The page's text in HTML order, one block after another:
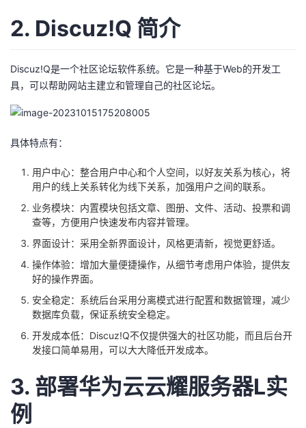
程
认
证
的
实
我
的
藏
支
持
声
建
2. Discuz!Q 简介
Discuz!Q是一个社区论坛软件系统。它是一种基于Web的开发工
具，可以帮助网站主建立和管理自己的社区论坛。
具体特点有：
用户中心：整合用户中心和个人空间，以好友关系为核心，将
用户的线上关系转化为线下关系，加强用户之间的联系。
业务模块：内置模块包括文章、图册、文件、活动、投票和调
查等，方便用户快速发布内容并管理。
界面设计：采用全新界面设计，风格更清新，视觉更舒适。
操作体验：增加大量便捷操作，从细节考虑用户体验，提供友
好的操作界面。
安全稳定：系统后台采用分离模式进行配置和数据管理，减少
数据库负载，保证系统安全稳定。
开发成本低：Discuz!Q不仅提供强大的社区功能，而且后台开
发接口简单易用，可以大大降低开发成本。
3. 部署华为云云耀服务器L实
例